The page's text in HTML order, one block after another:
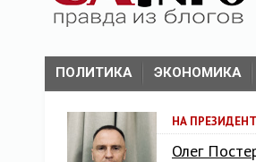
ПОЛИТИКА ЭКОНОМИКА
НА
Олег